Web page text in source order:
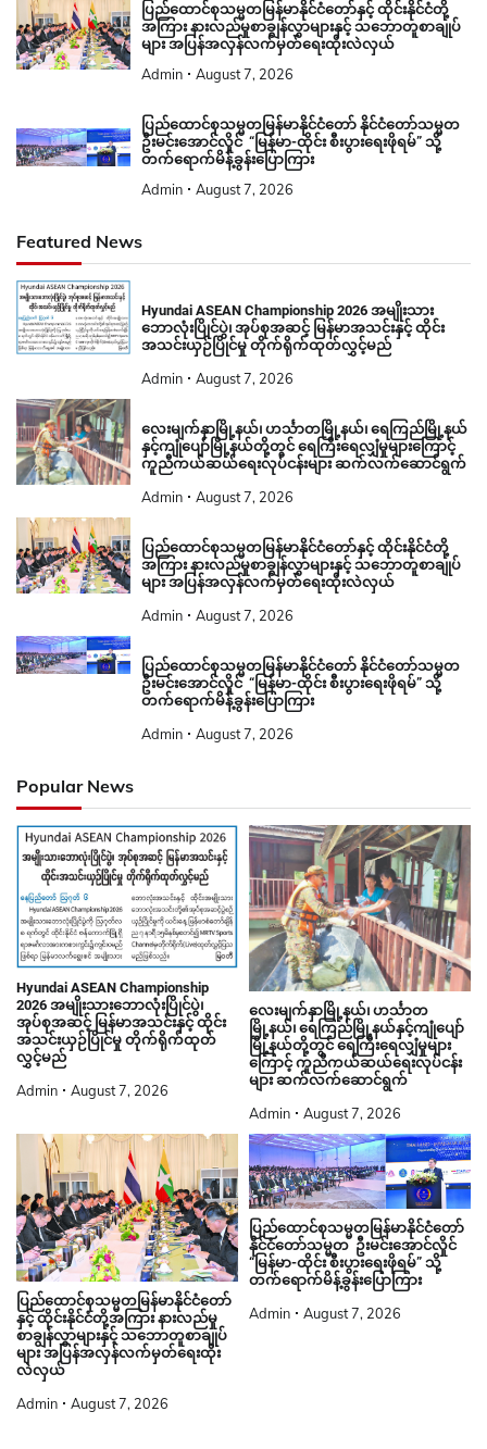
ပြည်ထောင်စုသမ္မတမြန်မာနိုင်ငံတော်နှင့် ထိုင်းနိုင်ငံတို့
အကြား နားလည်မှုစာချွန်လွှာများနှင့် သဘောတူစာချုပ်
များ အပြန်အလှန်လက်မှတ်ရေးထိုးလဲလှယ်
Admin August 7, 2026
ပြည်ထောင်စုသမ္မတမြန်မာနိုင်ငံတော် နိုင်ငံတော်သမ္မတ
ဦးမင်းအောင်လှိုင် “မြန်မာ-ထိုင်း စီးပွားရေးဖိုရမ်” သို့
တက်ရောက်မိန့်ခွန်းပြောကြား
Admin August 7, 2026
Featured News
Hyundai ASEAN Championship 2026 အမျိုးသား
ဘောလုံးပြိုင်ပွဲ၊ အုပ်စုအဆင့် မြန်မာအသင်းနှင့် ထိုင်း
အသင်းယှဉ်ပြိုင်မှု တိုက်ရိုက်ထုတ်လွှင့်မည်
Admin August 7, 2026
လေးမျက်နှာမြို့နယ်၊ ဟင်္သာတမြို့နယ်၊ ရေကြည်မြို့နယ်
နှင့်ကျုံပျော်မြို့နယ်တို့တွင် ရေကြီးရေလျှံမှုများကြောင့်
ကူညီကယ်ဆယ်ရေးလုပ်ငန်းများ ဆက်လက်ဆောင်ရွက်
Admin August 7, 2026
ပြည်ထောင်စုသမ္မတမြန်မာနိုင်ငံတော်နှင့် ထိုင်းနိုင်ငံတို့
အကြား နားလည်မှုစာချွန်လွှာများနှင့် သဘောတူစာချုပ်
များ အပြန်အလှန်လက်မှတ်ရေးထိုးလဲလှယ်
Admin August 7, 2026
ပြည်ထောင်စုသမ္မတမြန်မာနိုင်ငံတော် နိုင်ငံတော်သမ္မတ
ဦးမင်းအောင်လှိုင် “မြန်မာ-ထိုင်း စီးပွားရေးဖိုရမ်” သို့
တက်ရောက်မိန့်ခွန်းပြောကြား
Admin August 7, 2026
Popular News
Hyundai ASEAN Championship
2026 အမျိုးသားဘောလုံးပြိုင်ပွဲ၊
အုပ်စုအဆင့် မြန်မာအသင်းနှင့် ထိုင်း
အသင်းယှဉ်ပြိုင်မှု တိုက်ရိုက်ထုတ်
လွှင့်မည်
Admin August 7, 2026
လေးမျက်နှာမြို့နယ်၊ ဟင်္သာတ
မြို့နယ်၊ ရေကြည်မြို့နယ်နှင့်ကျုံပျော်
မြို့နယ်တို့တွင် ရေကြီးရေလျှံမှုများ
ကြောင့် ကူညီကယ်ဆယ်ရေးလုပ်ငန်း
များ ဆက်လက်ဆောင်ရွက်
Admin August 7, 2026
ပြည်ထောင်စုသမ္မတမြန်မာနိုင်ငံတော်
နှင့် ထိုင်းနိုင်ငံတို့အကြား နားလည်မှု
စာချွန်လွှာများနှင့် သဘောတူစာချုပ်
များ အပြန်အလှန်လက်မှတ်ရေးထိုး
လဲလှယ်
Admin August 7, 2026
ပြည်ထောင်စုသမ္မတမြန်မာနိုင်ငံတော်
နိုင်ငံတော်သမ္မတ ဦးမင်းအောင်လှိုင်
“မြန်မာ-ထိုင်း စီးပွားရေးဖိုရမ်” သို့
တက်ရောက်မိန့်ခွန်းပြောကြား
Admin August 7, 2026